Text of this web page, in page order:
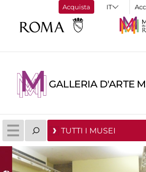
Acquista
GALLERIA D'ARTE
TUTTI I MUSEI